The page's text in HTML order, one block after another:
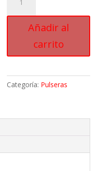
Possible
cantidad
Añadir al
carrito
Categoría: Pulseras